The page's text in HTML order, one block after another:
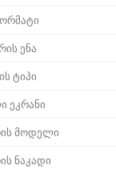
ენა
ტიპი
ეკრანი
მოდელი
ნაკადი